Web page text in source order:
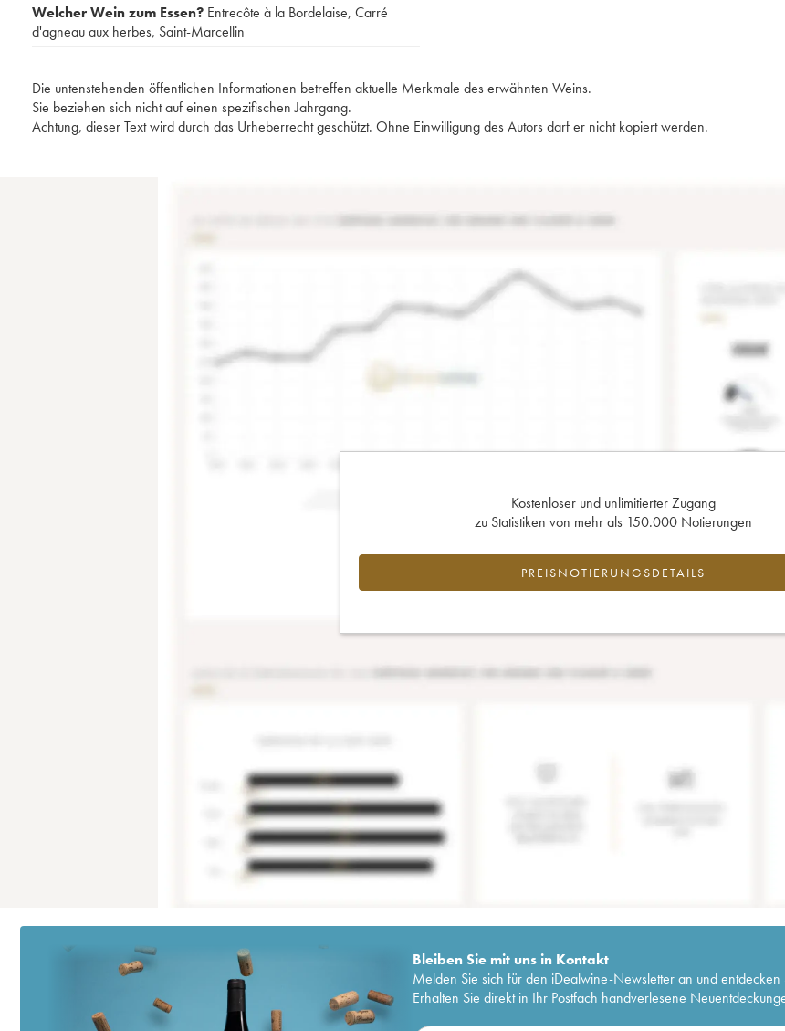
Welcher Wein zum Essen? Entrecôte à la Bordelaise, Carré
d'agneau aux herbes, Saint-Marcellin
Die untenstehenden öffentlichen Informationen betreffen aktuelle Merkmale des erwähnten Weins.
Sie beziehen sich nicht auf einen spezifischen Jahrgang.
Achtung, dieser Text wird durch das Urheberrecht geschützt. Ohne Einwilligung des Autors darf er nicht kopiert werden.
Kostenloser und unlimitierter Zugang
zu Statistiken von mehr als 150.000 Notierungen
PREISNOTIERUNGSDETAILS
Bleiben Sie mit uns in Kontakt
Melden Sie sich für den iDealwine-Newsletter an und entdecken
Erhalten Sie direkt in Ihr Postfach handverlesene